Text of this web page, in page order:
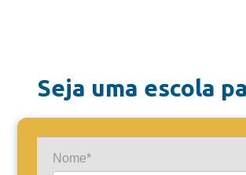
Seja uma escola
Nome*